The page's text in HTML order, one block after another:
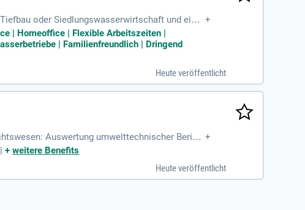
oder Siedlungswasserwirtschaft und eins
Master) der Fachrichtung
+
| Homeoffice | Flexible Arbeitszeiten |
| Familienfreundlich | Dringend
Heute veröffentlicht
Auswertung umwelttechnischer Berich +
|+weitere Benefits
Heute veröffentlicht